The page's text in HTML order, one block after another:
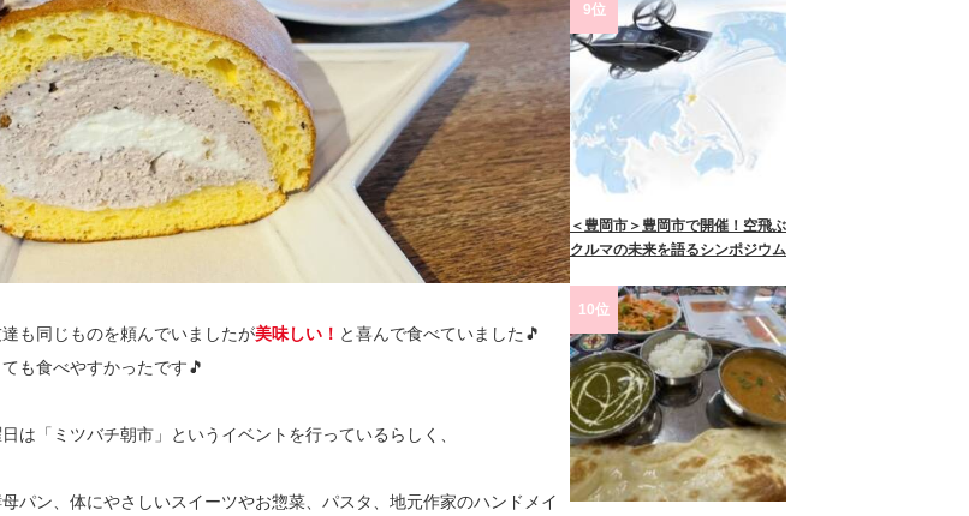
も同じものを頼んでいましたが美味しい！ と喜んで食べていました🎵
も食べやすかったです🎵
は「ミツバチ朝市」というイベントを行っているらしく、
パン、体にやさしいスイーツやお惣菜、パスタ、地元作家のハンドメイ
9位
＜豊岡市＞豊岡市で開催！空飛ぶ
クルマの未来を語るシンポジウム
10位